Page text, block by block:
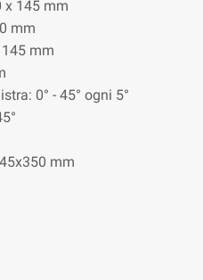
x 145 mm
mm
mm
0° - 45° ogni 5°
mm